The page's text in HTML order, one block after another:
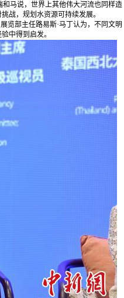
马说，世界上其他伟大河流也同样造
战，规划水资源可持续发展。
部主任路易斯·马丁认为，不同文明
中得到启发。